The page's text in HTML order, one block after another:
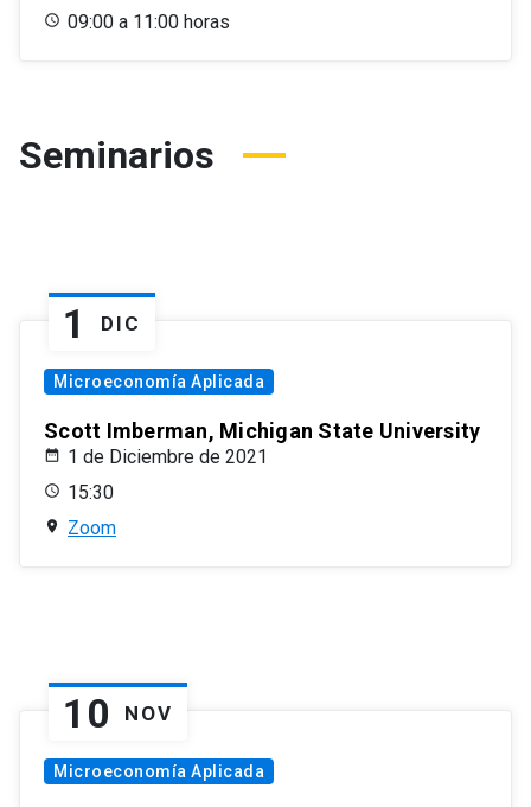
09:00 a 11:00 horas
Seminarios
1 DIC
Microeconomía Aplicada
Scott Imberman, Michigan State University
1 de Diciembre de 2021
15:30
Zoom
10 NOV
Microeconomía Aplicada